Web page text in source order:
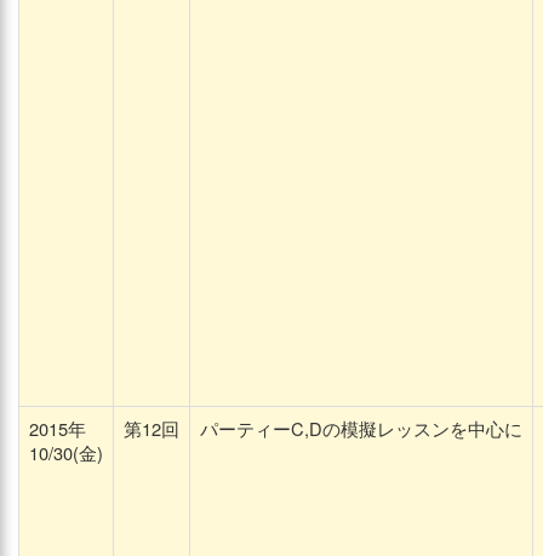
2015年
10/30(金)
第12回 パーティーC,Dの模擬レッスンを中心に